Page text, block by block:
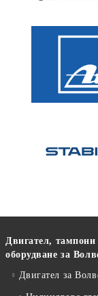
Двигател, тампони
оборудване за
Двигател за